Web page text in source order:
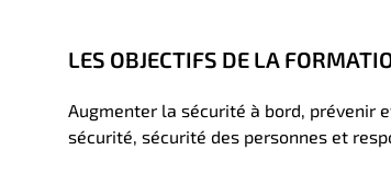
LES OBJECTIFS DE LA
Augmenter la sécurité à bord, prévenir
sécurité, sécurité des personnes et